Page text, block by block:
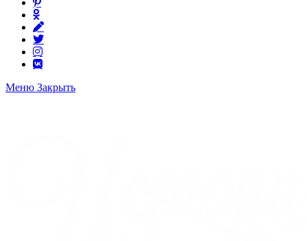
Меню Закрыть